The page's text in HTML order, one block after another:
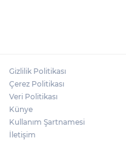
Gizlilik Politikası
Çerez Politikası
Veri Politikası
Künye
Kullanım Şartnamesi
İletişim